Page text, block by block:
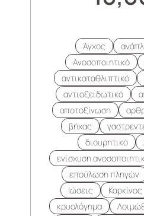
Άγχος
Ανοσοποιητικό
αντικαταθλιπτικό
αντιοξειδωτικό
αποτοξίνωση
βήχας
διουρητικό
ενίσχυση
επούλωση πληγών
Ιώσεις
Καρκίνος
κρυολόγημα